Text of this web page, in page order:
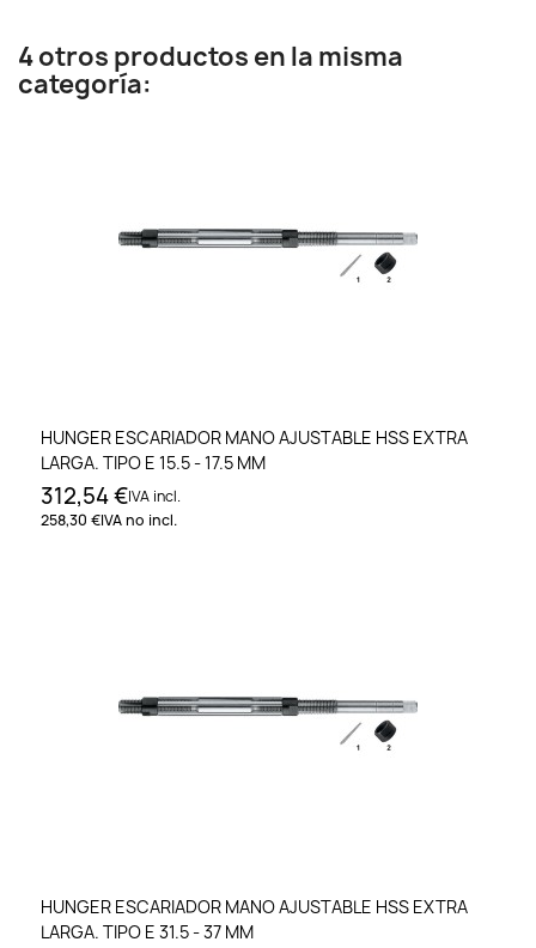
4 otros productos en la misma
categoría:
HUNGER ESCARIADOR MANO AJUSTABLE HSS EXTRA
LARGA. TIPO E 15.5 - 17.5 MM
312,54 €IVA incl.
258,30 €IVA no incl.
HUNGER ESCARIADOR MANO AJUSTABLE HSS EXTRA
LARGA. TIPO E 31.5 - 37 MM